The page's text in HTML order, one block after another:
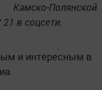
Полянской
в соцсети.
и интересным в